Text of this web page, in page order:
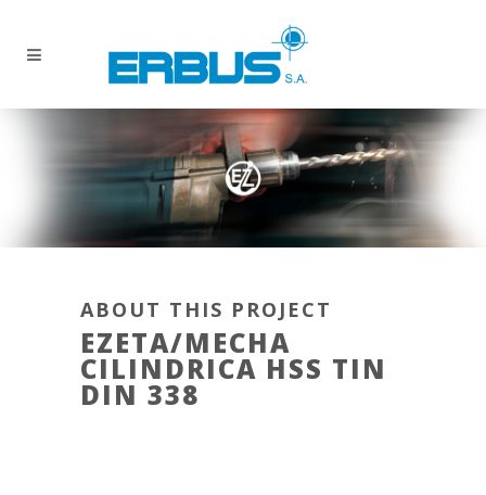
ABOUT THIS PROJECT
EZETA/MECHA
CILINDRICA HSS TIN
DIN 338